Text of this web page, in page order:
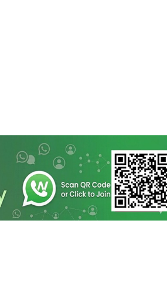
നന്ദി....
നന്ദി...
നന്ദി....
എെന്നന്നും...